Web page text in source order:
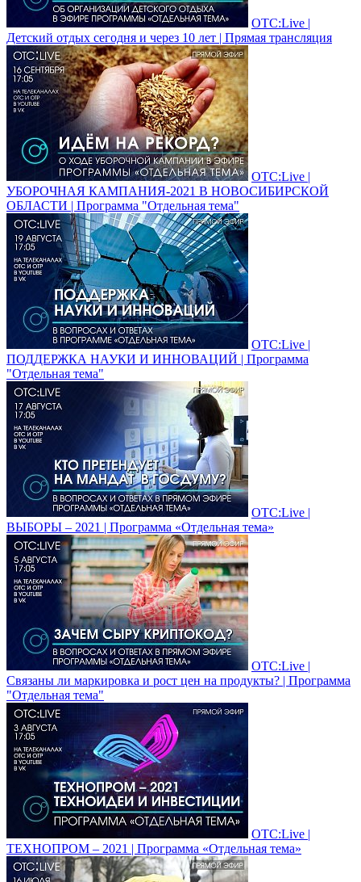
ОТС:Live |
Детский отдых сегодня и через 10 лет | Прямая трансляция
ОТС:Live |
УБОРОЧНАЯ КАМПАНИЯ-2021 В НОВОСИБИРСКОЙ
ОБЛАСТИ | Программа "Отдельная тема"
ОТС:Live |
ПОДДЕРЖКА НАУКИ И ИННОВАЦИЙ | Программа
"Отдельная тема"
ОТС:Live |
ВЫБОРЫ – 2021 | Программа «Отдельная тема»
ОТС:Live |
Связаны ли маркировка и рост цен на продукты? | Программа
"Отдельная тема"
ОТС:Live |
ТЕХНОПРОМ – 2021 | Программа «Отдельная тема»